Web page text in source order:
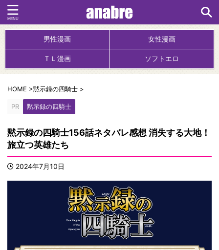
男性漫画 女性漫画
ＴＬ漫画 ソフトエロ
HOME >黙示録の四騎士 >
PR 黙示録の四騎士
黙示録の四騎士156話ネタバレ感想 消失する大地！
旅立つ英雄たち
2024年7月10日